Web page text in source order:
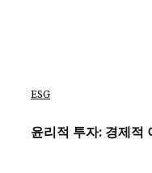
ESG
윤리적 투자: 경제적